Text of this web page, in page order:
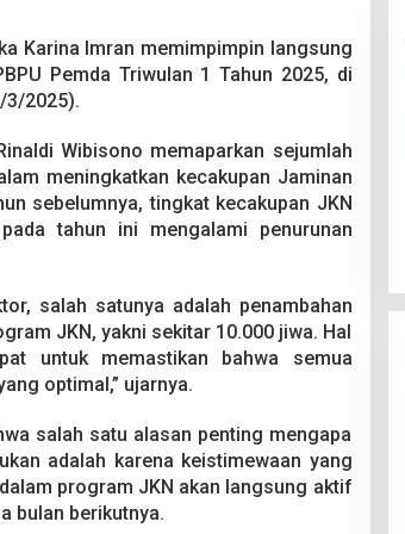
Karina Imran memimpimpin langsung
Pemda Triwulan 1 Tahun 2025, di
3/2025).
Wibisono memaparkan sejumlah
meningkatkan kecakupan Jaminan
sebelumnya, tingkat kecakupan JKN
tahun ini mengalami penurunan
salah satunya adalah penambahan
JKN, yakni sekitar 10.000 jiwa. Hal
untuk memastikan bahwa semua
optimal,” ujarnya.
salah satu alasan penting mengapa
adalah karena keistimewaan yang
program JKN akan langsung aktif
bulan berikutnya.
Pesta Pernikahan Berakhir
Mencekam, Mahasiswa Ditikam
Badik Usai Cekcok saat Pesta
Di Kriminal | 29 Juni 2026